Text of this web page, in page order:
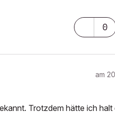
0
am
Trotzdem hätte ich